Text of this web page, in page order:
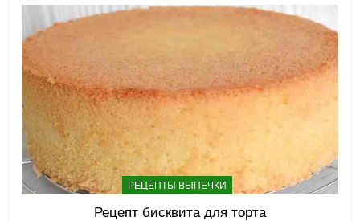
РЕЦЕПТЫ ВЫПЕЧКИ
Рецепт бисквита для торта